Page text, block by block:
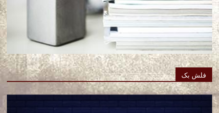
فلش بک